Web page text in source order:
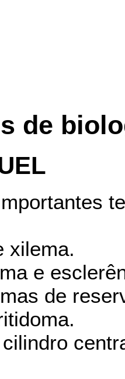
de
xilema.
e
de